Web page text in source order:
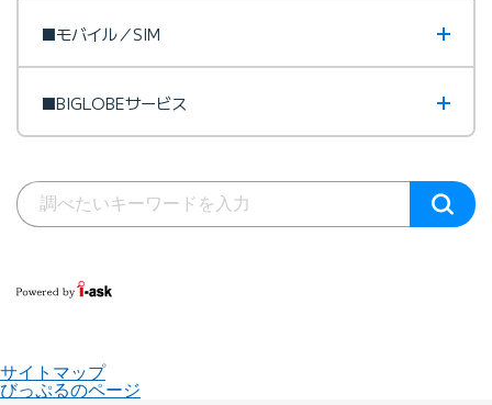
■モバイル／SIM
■BIGLOBEサービス
サイトマップ
びっぷるのページ